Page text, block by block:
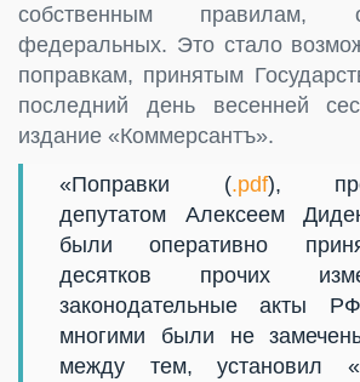
собственным правилам,
федеральных. Это стало
поправкам, принятым
последний день весенней
издание «Коммерсантъ».
«Поправки (.pdf),
депутатом Алексеем
были оперативно
десятков прочих
законодательные акты
многими были не
между тем, установил